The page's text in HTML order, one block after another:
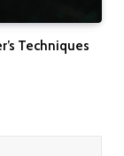
Techniques